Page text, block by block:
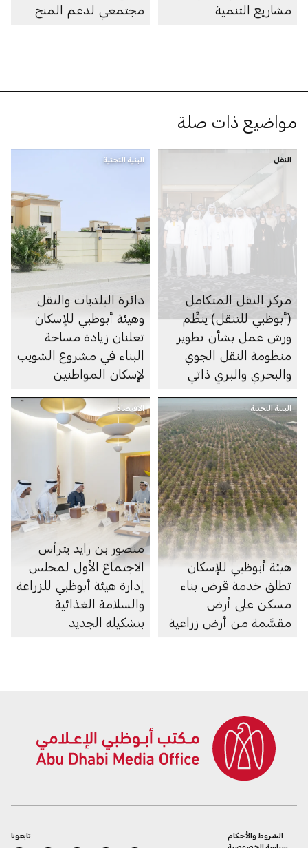
مشاريع التنمية
مجتمعي لدعم المنح
مواضيع ذات صلة
النقل
مركز النقل المتكامل
(أبوظبي للتنقل) ينظِّم
ورش عمل بشأن تطوير
منظومة النقل الجوي
والبحري والبري ذاتي
البنية التحتية
دائرة البلديات والنقل
وهيئة أبوظبي للإسكان
تعلنان زيادة مساحة
البناء في مشروع الشويب
لإسكان المواطنين
البنية التحتية
هيئة أبوظبي للإسكان
تطلق خدمة قرض بناء
مسكن على أرض
مقسَّمة من أرض زراعية
الاقتصاد
منصور بن زايد يترأس
الاجتماع الأول لمجلس
إدارة هيئة أبوظبي للزراعة
والسلامة الغذائية
بتشكيله الجديد
تابعونا
الشروط والأحكام